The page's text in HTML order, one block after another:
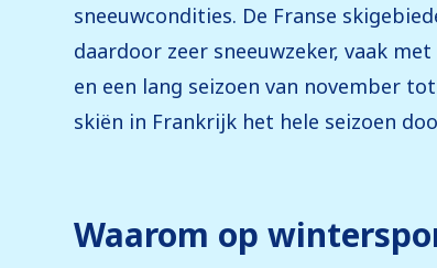
sneeuwcondities. De Franse
daardoor zeer sneeuwzeker, vaak
en een lang seizoen van november
skiën in Frankrijk het hele seizoen
Frankrijk volop mogelijkheden. Geniet
de après-ski in dorpen zoals Val
zoals rodelen of
Waarom op